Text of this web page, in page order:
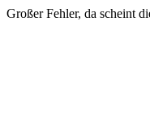
Großer Fehler, da scheint